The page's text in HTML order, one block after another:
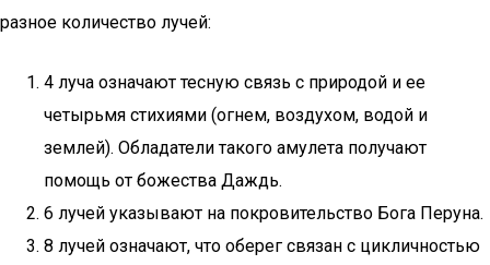
разное количество лучей:
4 луча означают тесную связь с природой и ее
четырьмя стихиями (огнем, воздухом, водой и
землей). Обладатели такого амулета получают
помощь от божества Даждь.
6 лучей указывают на покровительство Бога Перуна.
8 лучей означают, что оберег связан с цикличностью